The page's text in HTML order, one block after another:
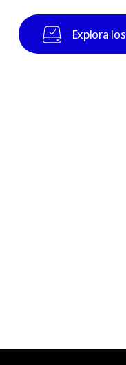
Explora los